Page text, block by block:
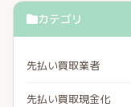
カテゴリ
先払い買取業者
先払い買取現金化